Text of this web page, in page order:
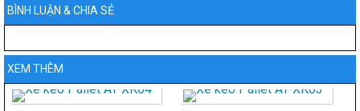
BÌNH LUẬN & CHIA SẺ
XEM THÊM